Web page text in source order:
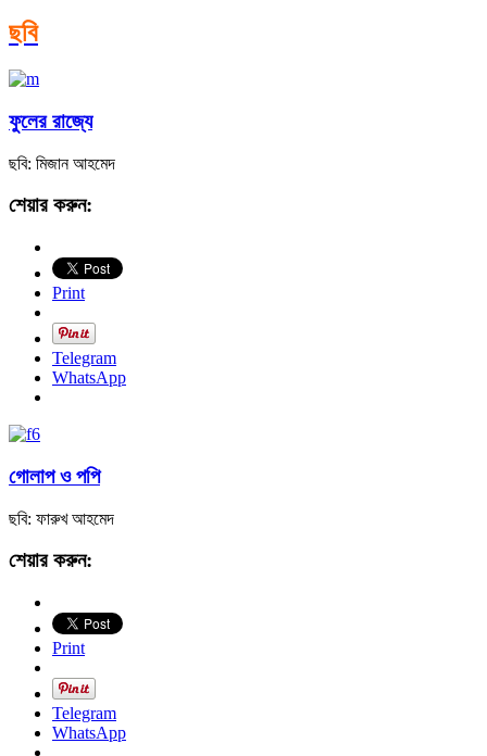
ছবি
ফুলের রাজ্যে
ছবি: মিজান আহমেদ
শেয়ার করুন:
Print
Telegram
WhatsApp
গোলাপ ও পপি
ছবি: ফারুখ আহমেদ
শেয়ার করুন:
Print
Telegram
WhatsApp